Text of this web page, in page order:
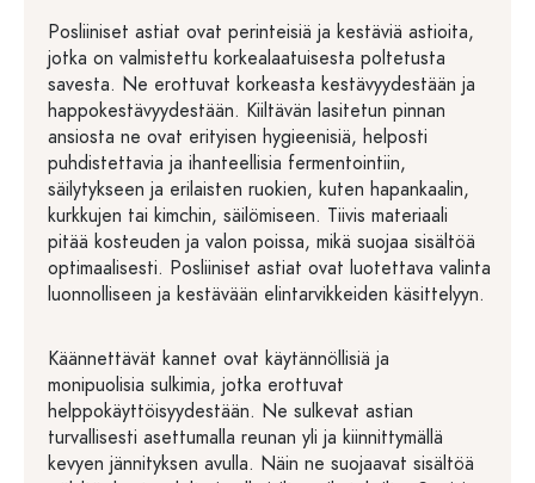
Posliiniset astiat ovat perinteisiä ja kestäviä astioita,
jotka on valmistettu korkealaatuisesta poltetusta
savesta. Ne erottuvat korkeasta kestävyydestään ja
happokestävyydestään. Kiiltävän lasitetun pinnan
ansiosta ne ovat erityisen hygieenisiä, helposti
puhdistettavia ja ihanteellisia fermentointiin,
säilytykseen ja erilaisten ruokien, kuten hapankaalin,
kurkkujen tai kimchin, säilömiseen. Tiivis materiaali
pitää kosteuden ja valon poissa, mikä suojaa sisältöä
optimaalisesti. Posliiniset astiat ovat luotettava valinta
luonnolliseen ja kestävään elintarvikkeiden käsittelyyn.
Käännettävät kannet ovat käytännöllisiä ja
monipuolisia sulkimia, jotka erottuvat
helppokäyttöisyydestään. Ne sulkevat astian
turvallisesti asettumalla reunan yli ja kiinnittymällä
kevyen jännityksen avulla. Näin ne suojaavat sisältöä